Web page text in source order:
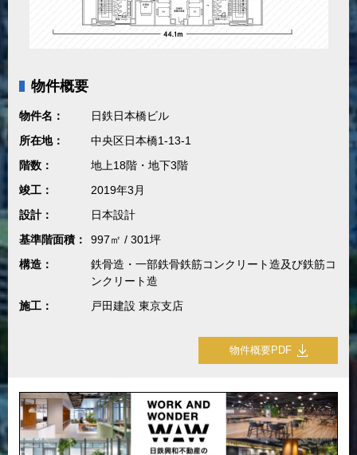
物件概要
物件名：
日鉄日本橋ビル
所在地：
中央区日本橋1-13-1
階数：
地上18階・地下3階
竣工：
2019年3月
設計：
日本設計
基準階面積：
997㎡ / 301坪
構造：
鉄骨造・一部鉄骨鉄筋コンクリート造及び鉄筋コ
ンクリート造
施工：
戸田建設 東京支店
物件概要PDF